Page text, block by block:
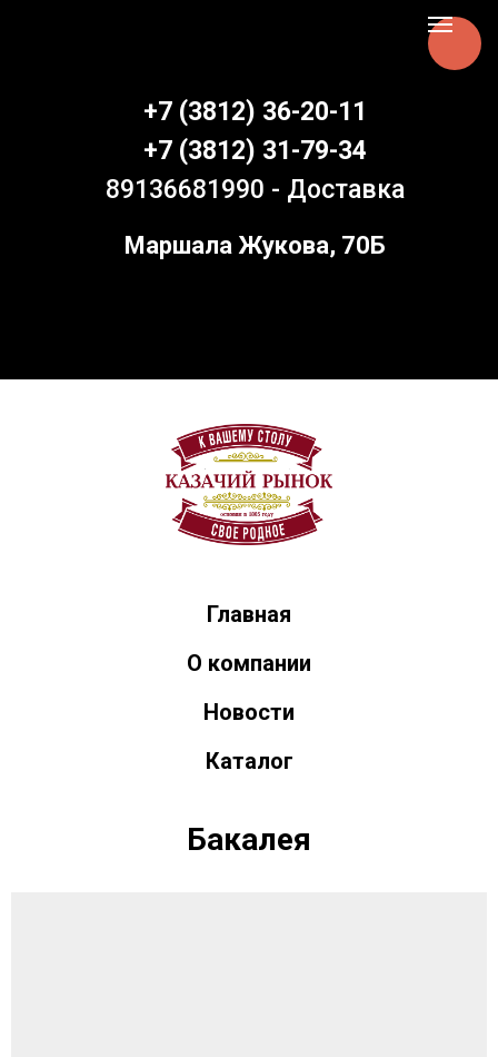
+7 (3812) 36-20-11
+7 (3812) 31-79-34
89136681990 - Доставка
Маршала Жукова, 70Б
Главная
О компании
Новости
Каталог
Бакалея